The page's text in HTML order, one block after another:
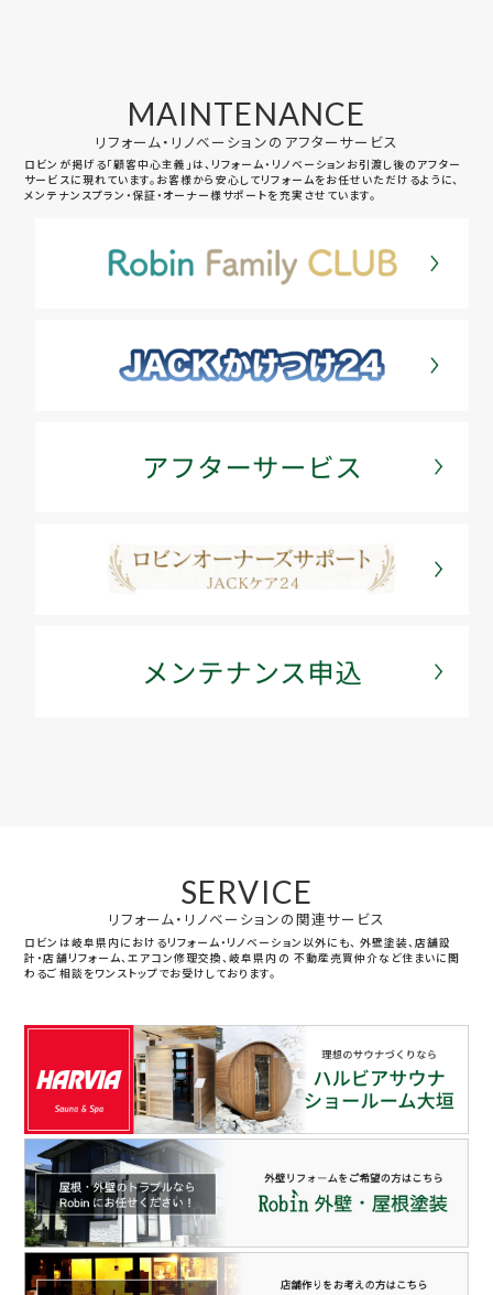
MAINTENANCE
リフォーム・リノベーションのアフターサービス
ロビンが掲げる「顧客中心主義」は、リフォーム・リノベーションお引渡し後のアフター
サービスに現れています。お客様から安心してリフォームをお任せいただけるように、
メンテナンスプラン・保証・オーナー様サポートを充実させています。
SERVICE
リフォーム・リノベーションの関連サービス
ロビンは岐阜県内におけるリフォーム・リノベーション以外にも、 外壁塗装、店舗設
計・店舗リフォーム、エアコン修理交換、岐阜県内の 不動産売買仲介など住まいに関
わるご相談をワンストップでお受けしております。